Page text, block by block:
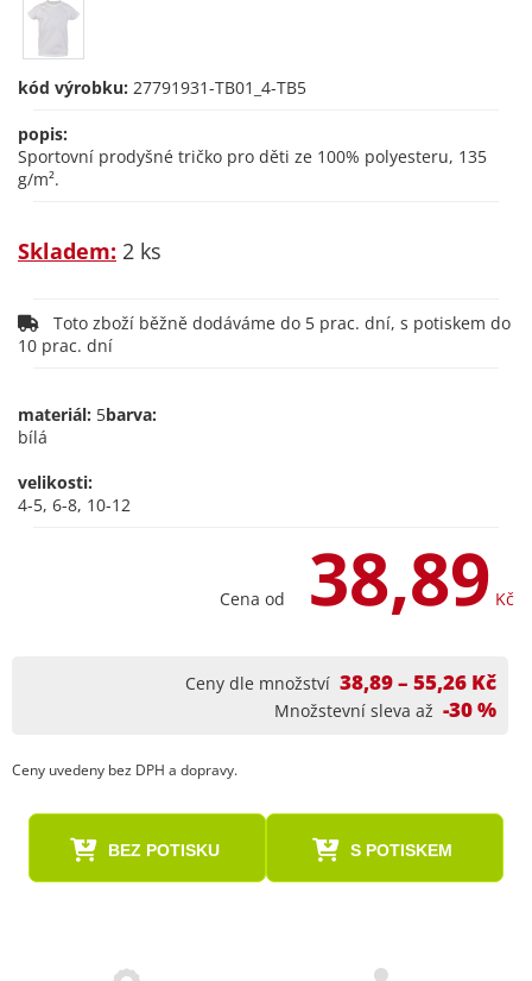
kód výrobku: 27791931-TB01_4-TB5
popis:
Sportovní prodyšné tričko pro děti ze 100% polyesteru, 135
g/m².
Skladem: 2 ks
Toto zboží běžně dodáváme do 5 prac. dní, s potiskem do
10 prac. dní
materiál: 5barva:
bílá
velikosti:
4-5, 6-8, 10-12
Cena od 38,89 Kč
Ceny dle množství 38,89 – 55,26 Kč
Množstevní sleva až -30 %
Ceny uvedeny bez DPH a dopravy.
BEZ POTISKU S POTISKEM